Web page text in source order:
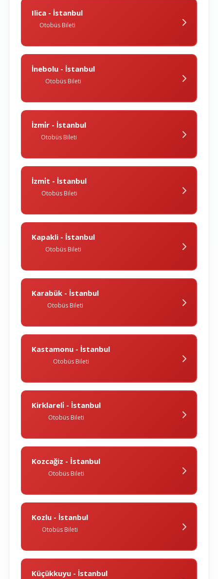
Ilica - İstanbul
Otobüs Bileti
İnebolu - İstanbul
Otobüs Bileti
İzmi̇r - İstanbul
Otobüs Bileti
İzmi̇t - İstanbul
Otobüs Bileti
Kapakli - İstanbul
Otobüs Bileti
Karabük - İstanbul
Otobüs Bileti
Kastamonu - İstanbul
Otobüs Bileti
Kirklareli̇ - İstanbul
Otobüs Bileti
Kozcağiz - İstanbul
Otobüs Bileti
Kozlu - İstanbul
Otobüs Bileti
Küçükkuyu - İstanbul